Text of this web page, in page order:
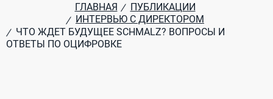
ГЛАВНАЯ / ПУБЛИКАЦИИ
/ ИНТЕРВЬЮ С ДИРЕКТОРОМ
/ ЧТО ЖДЕТ БУДУЩЕЕ SCHMALZ? ВОПРОСЫ И
ОТВЕТЫ ПО ОЦИФРОВКЕ